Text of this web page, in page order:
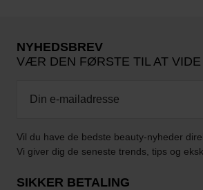
NYHEDSBREV
VÆR DEN FØRSTE TIL AT VIDE
Vil du have de bedste beauty-nyheder
Vi giver dig de seneste trends, tips og
SIKKER BETALING